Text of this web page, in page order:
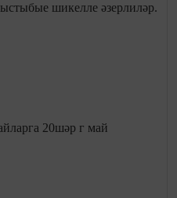
шикелле әзерлиләр.
20шәр г май